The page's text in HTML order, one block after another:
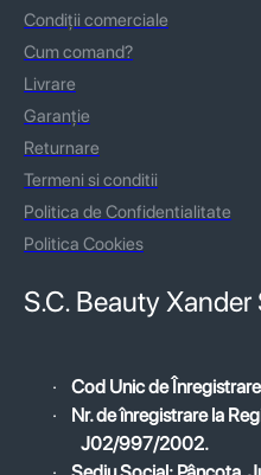
Condiții comerciale
Cum comand?
Livrare
Garanție
Returnare
Termeni si conditii
Politica de Confidentialitate
Politica Cookies
S.C. Beauty Xander
·
Cod Unic de
·
Nr. de înregistrare la
J02/997/2002.